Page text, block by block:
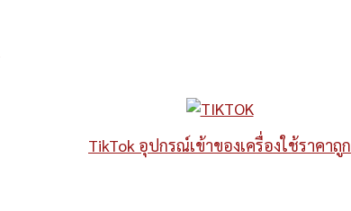
TikTok อุปกรณ์เข้าของเครื่องใช้ราคาถูก